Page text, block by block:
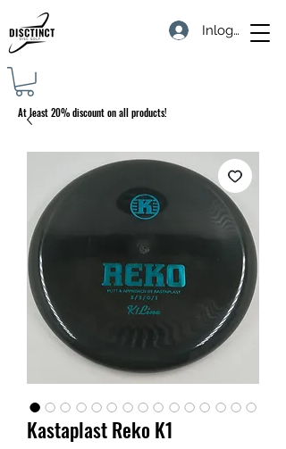
Inloggen
At least 20% discount on all products!
Kastaplast Reko K1